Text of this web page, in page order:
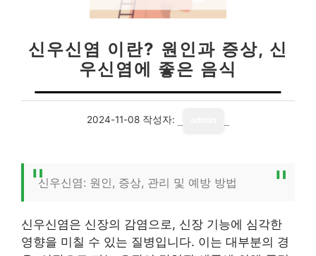
신우신염 이란? 원인과 증상, 신
우신염에 좋은 음식
2024-11-08 작성자:
신우신염: 원인, 증상, 관리 및 예방 방법
신우신염은 신장의 감염으로, 신장 기능에 심각한
영향을 미칠 수 있는 질병입니다. 이는 대부분의 경